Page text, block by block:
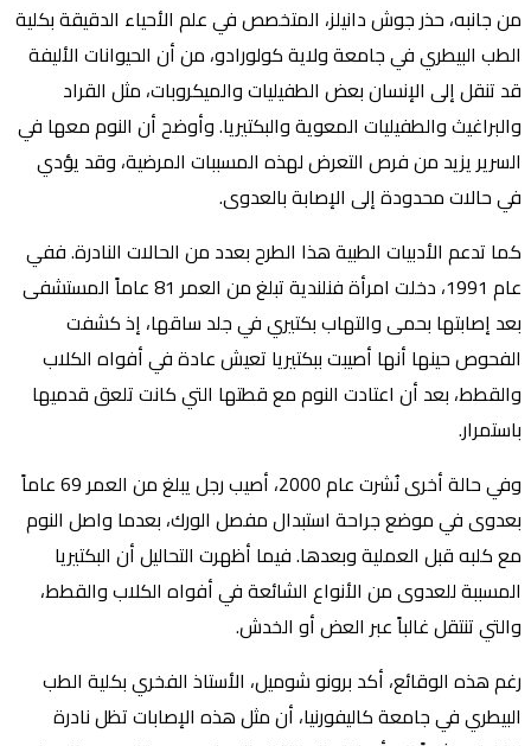
من جانبه، حذر جوش دانيلز، المتخصص في علم الأحياء الدقيقة بكلية
الطب البيطري في جامعة ولاية كولورادو، من أن الحيوانات الأليفة
قد تنقل إلى الإنسان بعض الطفيليات والميكروبات، مثل القراد
والبراغيث والطفيليات المعوية والبكتيريا. وأوضح أن النوم معها في
السرير يزيد من فرص التعرض لهذه المسببات المرضية، وقد يؤدي
في حالات محدودة إلى الإصابة بالعدوى.
كما تدعم الأدبيات الطبية هذا الطرح بعدد من الحالات النادرة. ففي
عام 1991، دخلت امرأة فنلندية تبلغ من العمر 81 عاماً المستشفى
بعد إصابتها بحمى والتهاب بكتيري في جلد ساقها، إذ كشفت
الفحوص حينها أنها أصيبت ببكتيريا تعيش عادة في أفواه الكلاب
والقطط، بعد أن اعتادت النوم مع قطتها التي كانت تلعق قدميها
باستمرار.
وفي حالة أخرى نُشرت عام 2000، أصيب رجل يبلغ من العمر 69 عاماً
بعدوى في موضع جراحة استبدال مفصل الورك، بعدما واصل النوم
مع كلبه قبل العملية وبعدها. فيما أظهرت التحاليل أن البكتيريا
المسببة للعدوى من الأنواع الشائعة في أفواه الكلاب والقطط،
والتي تنتقل غالباً عبر العض أو الخدش.
رغم هذه الوقائع، أكد برونو شوميل، الأستاذ الفخري بكلية الطب
البيطري في جامعة كاليفورنيا، أن مثل هذه الإصابات تظل نادرة